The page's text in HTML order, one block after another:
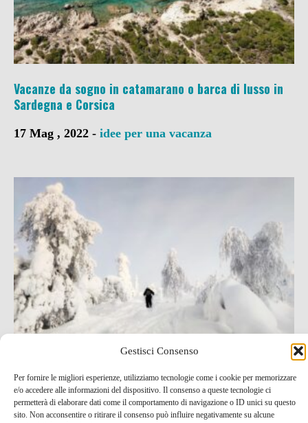
Gestisci Consenso
Per fornire le migliori esperienze, utilizziamo tecnologie come i cookie per memorizzare
e/o accedere alle informazioni del dispositivo. Il consenso a queste tecnologie ci
permetterà di elaborare dati come il comportamento di navigazione o ID unici su questo
sito. Non acconsentire o ritirare il consenso può influire negativamente su alcune
Vacanze da sogno in catamarano o barca di lusso in
Sardegna e Corsica
17 Mag , 2022 - idee per una vacanza
Salla, in the middle of nowhere! Un viaggio
straordinario nella Lapponia finlandese